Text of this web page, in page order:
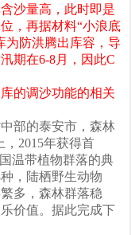
沙量高，此时即是
，再据材料“小浪底
为防洪腾出库容，导
期在6-8月，因此C
的调沙功能的相关
部的泰安市，森林
，2015年获得首
温带植物群落的典
，陆栖野生动物
多，森林群落稳
价值。据此完成下